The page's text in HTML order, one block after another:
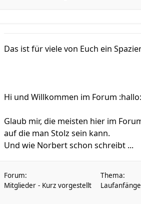
Das ist für viele von Euch ein
Hi und Willkommen im Forum :hallo:
Glaub mir, die meisten hier im
auf die man Stolz sein kann.
Und wie Norbert schon schreibt ...
Forum:
Mitglieder - Kurz vorgestellt
Thema: